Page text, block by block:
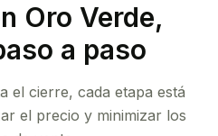
Oro Verde,
a paso
el cierre, cada etapa está
el precio y minimizar los